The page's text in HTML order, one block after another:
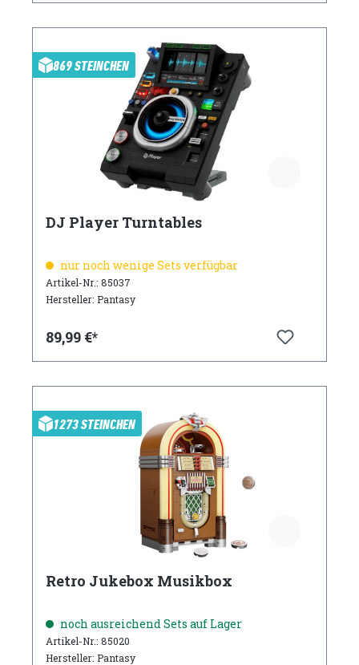
869 STEINCHEN
DJ Player Turntables
nur noch wenige Sets verfügbar
Artikel-Nr.: 85037
Hersteller: Pantasy
89,99 €*
1273 STEINCHEN
Retro Jukebox Musikbox
noch ausreichend Sets auf Lager
Artikel-Nr.: 85020
Hersteller: Pantasy